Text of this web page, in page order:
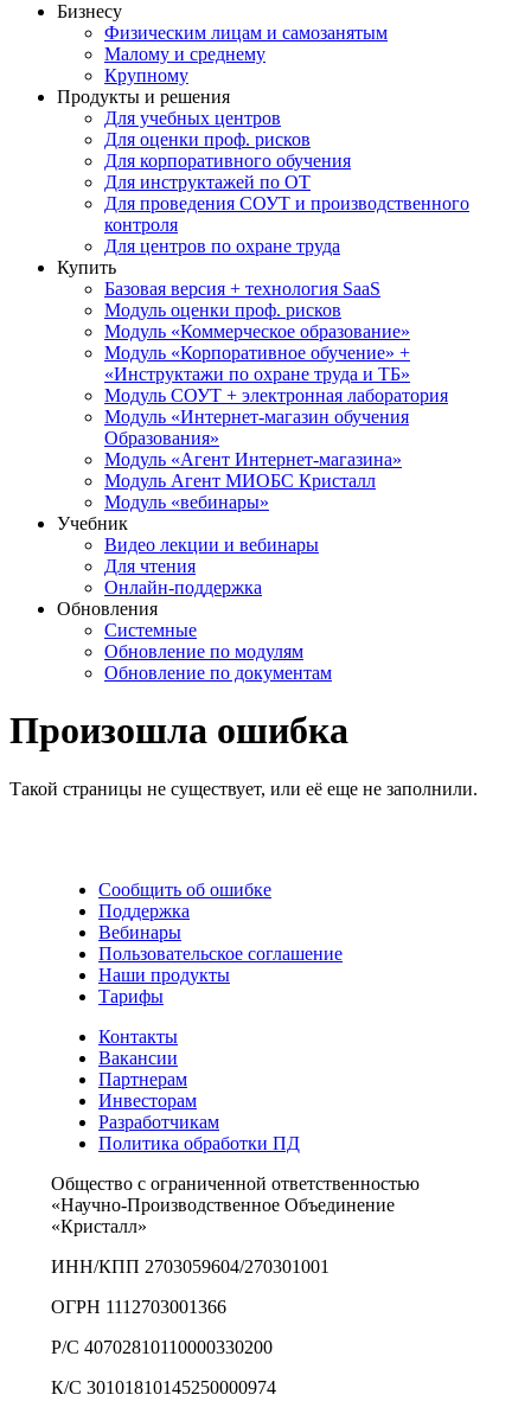
Бизнесу
Физическим лицам и самозанятым
Малому и среднему
Крупному
Продукты и решения
Для учебных центров
Для оценки проф. рисков
Для корпоративного обучения
Для инструктажей по ОТ
Для проведения СОУТ и производственного
контроля
Для центров по охране труда
Купить
Базовая версия + технология SaaS
Модуль оценки проф. рисков
Модуль «Коммерческое образование»
Модуль «Корпоративное обучение» +
«Инструктажи по охране труда и ТБ»
Модуль СОУТ + электронная лаборатория
Модуль «Интернет-магазин обучения
Образования»
Модуль «Агент Интернет-магазина»
Модуль Агент МИОБС Кристалл
Модуль «вебинары»
Учебник
Видео лекции и вебинары
Для чтения
Онлайн-поддержка
Обновления
Системные
Обновление по модулям
Обновление по документам
Произошла ошибка
Такой страницы не существует, или её еще не заполнили.
Сообщить об ошибке
Поддержка
Вебинары
Пользовательское соглашение
Наши продукты
Тарифы
Контакты
Вакансии
Партнерам
Инвесторам
Разработчикам
Политика обработки ПД
Общество с ограниченной ответственностью
«Научно-Производственное Объединение
«Кристалл»
ИНН/КПП 2703059604/270301001
ОГРН 1112703001366
Р/С 40702810110000330200
К/С 30101810145250000974